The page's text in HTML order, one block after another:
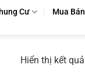
Cư Mua
Hiển thị kết